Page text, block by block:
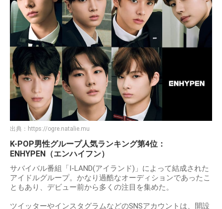
出典： https://ogre.natalie.mu
K-POP男性グループ人気ランキング第4位：
ENHYPEN（エンハイフン）
サバイバル番組「I-LAND(アイランド)」によって結成された
アイドルグループ。かなり過酷なオーディションであったこ
ともあり、デビュー前から多くの注目を集めた。
ツイッターやインスタグラムなどのSNSアカウントは、開設